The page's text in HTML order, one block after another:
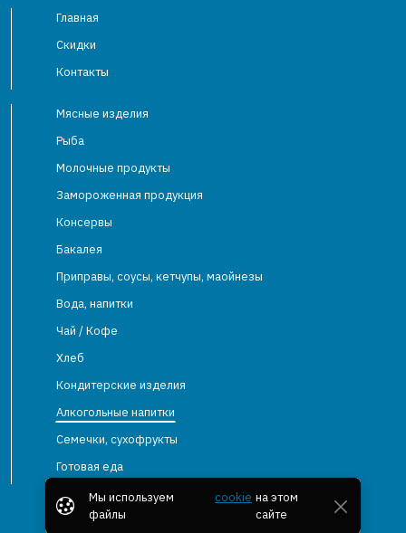
Мы используем
файлы
cookie на этом
сайте
Главная
Скидки
Контакты
Мясные изделия
Рыба
Молочные продукты
Замороженная продукция
Консервы
Бакалея
Приправы, соусы, кетчупы, маойнезы
Вода, напитки
Чай / Кофе
Хлеб
Кондитерские изделия
Алкогольные напитки
Семечки, сухофрукты
Готовая еда